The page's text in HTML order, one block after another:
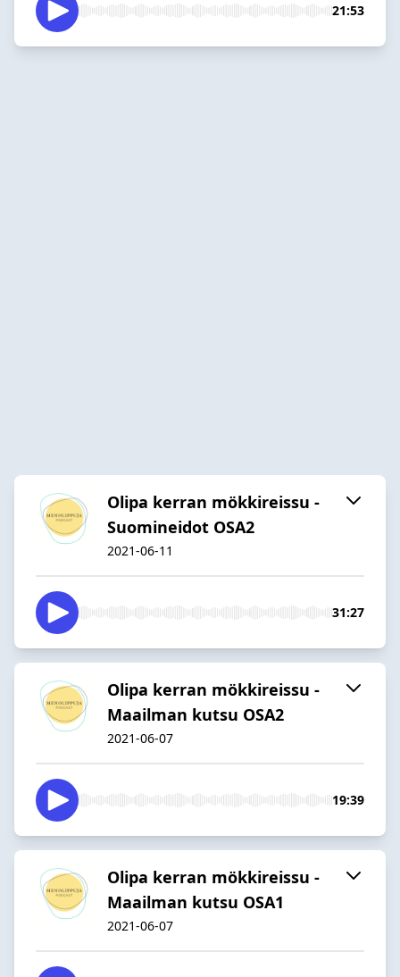
21:53
Olipa kerran mökkireissu -
Suomineidot OSA2
2021-06-11
31:27
Olipa kerran mökkireissu -
Maailman kutsu OSA2
2021-06-07
19:39
Olipa kerran mökkireissu -
Maailman kutsu OSA1
2021-06-07